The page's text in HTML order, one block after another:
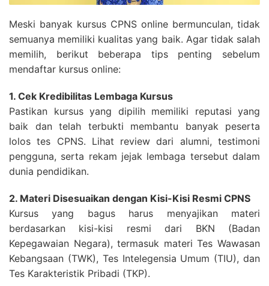
Meski banyak kursus CPNS online bermunculan, tidak
semuanya memiliki kualitas yang baik. Agar tidak salah
memilih, berikut beberapa tips penting sebelum
mendaftar kursus online:
1. Cek Kredibilitas Lembaga Kursus
Pastikan kursus yang dipilih memiliki reputasi yang
baik dan telah terbukti membantu banyak peserta
lolos tes CPNS. Lihat review dari alumni, testimoni
pengguna, serta rekam jejak lembaga tersebut dalam
dunia pendidikan.
2. Materi Disesuaikan dengan Kisi-Kisi Resmi CPNS
Kursus yang bagus harus menyajikan materi
berdasarkan kisi-kisi resmi dari BKN (Badan
Kepegawaian Negara), termasuk materi Tes Wawasan
Kebangsaan (TWK), Tes Intelegensia Umum (TIU), dan
Tes Karakteristik Pribadi (TKP).